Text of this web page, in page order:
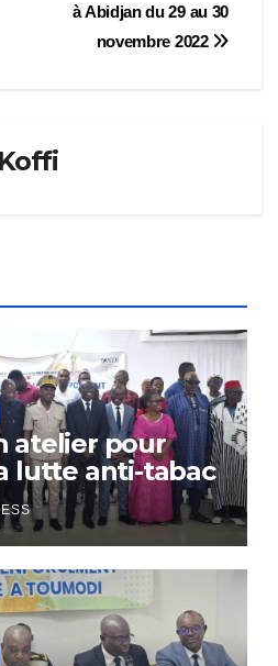
à Abidjan du 29 au 30
novembre 2022
atelier pour
lutte anti-tabac